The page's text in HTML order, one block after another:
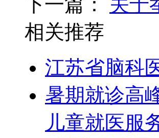
相关推荐
江苏省脑科
暑期就诊高
儿童就医服